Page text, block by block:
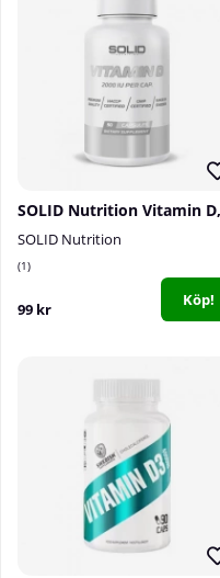
SOLID Nutrition
1
99 kr Köp!